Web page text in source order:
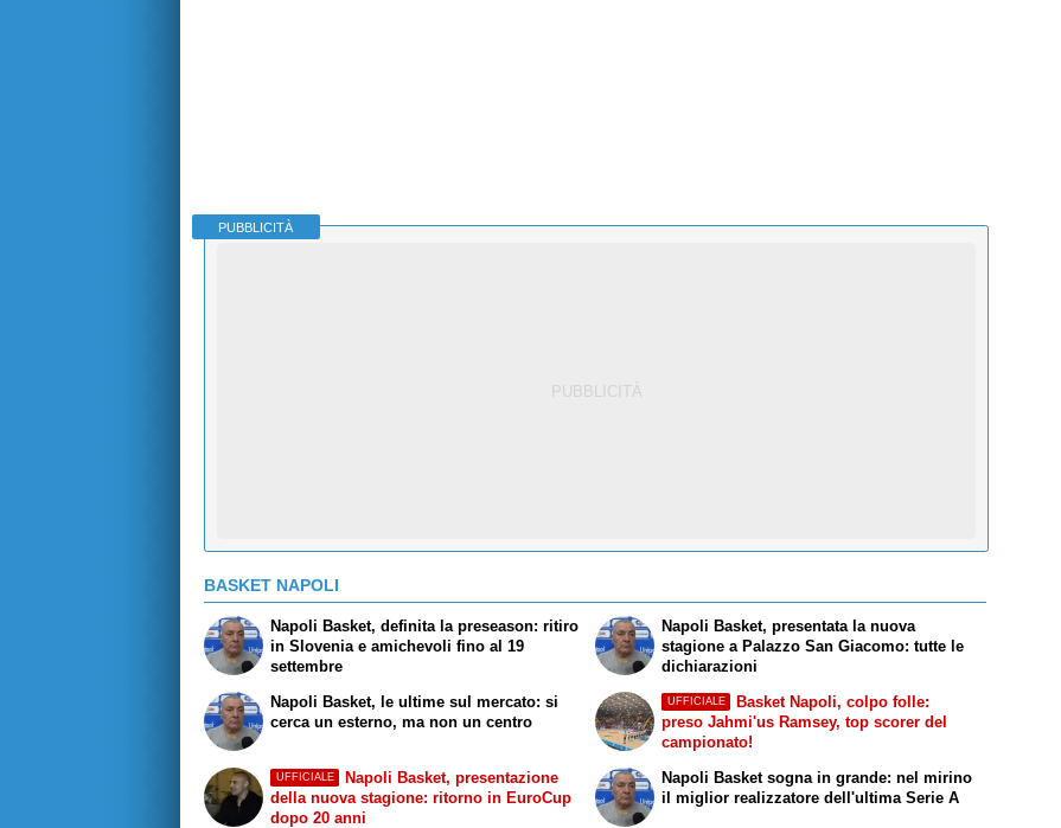
PUBBLICITÀ
BASKET NAPOLI
Napoli Basket, definita la preseason: ritiro
in Slovenia e amichevoli fino al 19
settembre
Napoli Basket, le ultime sul mercato: si
cerca un esterno, ma non un centro
Napoli Basket, presentata la nuova
stagione a Palazzo San Giacomo: tutte le
dichiarazioni
UFFICIALE
Basket Napoli, colpo folle:
preso Jahmi'us Ramsey, top scorer del
campionato!
UFFICIALE
Napoli Basket, presentazione
della nuova stagione: ritorno in EuroCup
dopo 20 anni
Napoli Basket sogna in grande: nel mirino
il miglior realizzatore dell'ultima Serie A